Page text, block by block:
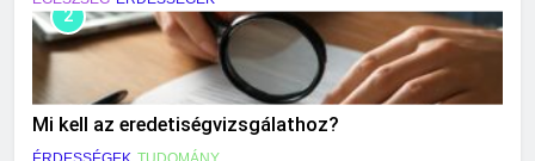
2
Mi kell az eredetiségvizsgálathoz?